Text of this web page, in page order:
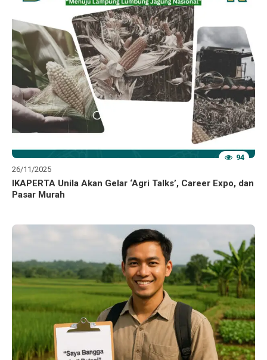
26/11/2025
94
IKAPERTA Unila Akan Gelar ‘Agri Talks’, Career Expo, dan
Pasar Murah